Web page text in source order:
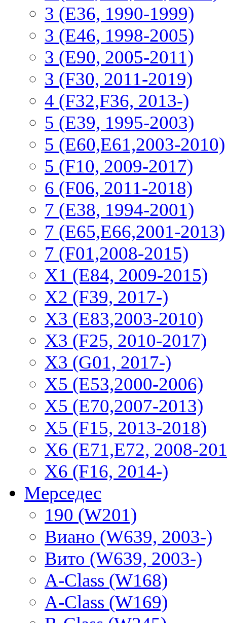
3 (Е36, 1990-1999)
3 (E46, 1998-2005)
3 (E90, 2005-2011)
3 (F30, 2011-2019)
4 (F32,F36, 2013-)
5 (E39, 1995-2003)
5 (E60,E61,2003-2010)
5 (F10, 2009-2017)
6 (F06, 2011-2018)
7 (E38, 1994-2001)
7 (E65,E66,2001-2013)
7 (F01,2008-2015)
X1 (E84, 2009-2015)
Х2 (F39, 2017-)
X3 (E83,2003-2010)
X3 (F25, 2010-2017)
X3 (G01, 2017-)
X5 (E53,2000-2006)
X5 (E70,2007-2013)
X5 (F15, 2013-2018)
X6 (E71,E72, 2008-
X6 (F16, 2014-)
Мерседес
190 (W201)
Виано (W639, 2003-)
Вито (W639, 2003-)
A-Class (W168)
A-Class (W169)